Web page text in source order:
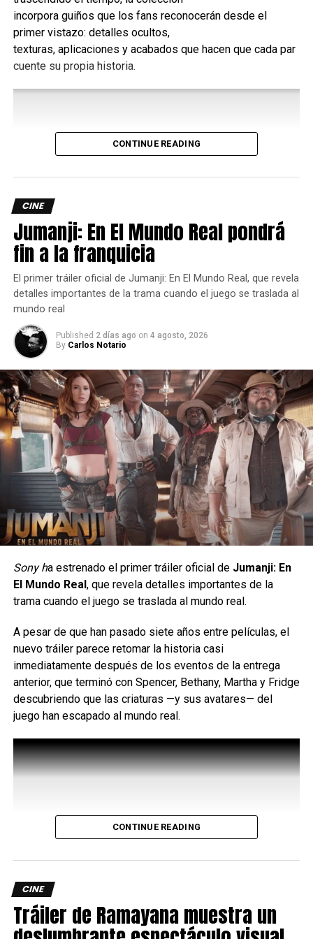
Fuente
comments
MCU
“TELÉFONO NEGRO” (2021) | Reseña sin
DON'T MISS
“Goodbye, DonGlees!” llega a cines en julio
de este año
Yosimar Astivia
incorpora guiños que los fans reconocerán desde el
primer vistazo: detalles ocultos,
texturas, aplicaciones y acabados que hacen que cada par
cuente su propia historia.
No se trata de llevar un personaje estampado, sino de
convierten cada par en una pieza llena de personalidad.
Esta colección llegará exclusivamente con dos modelos:
Wally Funk Spider-Man y
Wally Funk Hulk, convirtiéndose en la única puerta de
entrada para los fans a este
lanzamiento.
Como en toda historia de HEYDUDE, la comodidad sigue
Ambos modelos conservan la ligereza y flexibilidad que
pueden convivir en el mismo
universo.
CONTINUE READING
CINE
Jumanji: En El Mundo Real pondrá
fin a la franquicia
El primer tráiler oficial de Jumanji: En El Mundo Real, que revela
detalles importantes de la trama cuando el juego se traslada al
mundo real
Published 2 días ago on 4 agosto, 2026
By Carlos Notario
Sony ha estrenado el primer tráiler oficial de Jumanji: En
El Mundo Real, que revela detalles importantes de la
trama cuando el juego se traslada al mundo real.
A pesar de que han pasado siete años entre películas, el
nuevo tráiler parece retomar la historia casi
inmediatamente después de los eventos de la entrega
anterior, que terminó con Spencer, Bethany, Martha y Fridge
descubriendo que las criaturas —y sus avatares— del
juego han escapado al mundo real.
CONTINUE READING
CINE
Tráiler de Ramayana muestra un